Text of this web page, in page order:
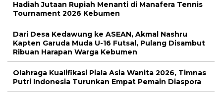
Hadiah Jutaan Rupiah Menanti di Manafera Tennis
Tournament 2026 Kebumen
Dari Desa Kedawung ke ASEAN, Akmal Nashru
Kapten Garuda Muda U-16 Futsal, Pulang Disambut
Ribuan Harapan Warga Kebumen
Olahraga Kualifikasi Piala Asia Wanita 2026, Timnas
Putri Indonesia Turunkan Empat Pemain Diaspora